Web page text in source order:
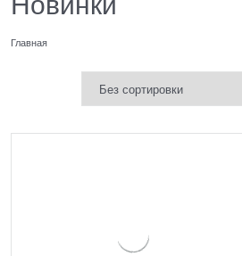
Главная